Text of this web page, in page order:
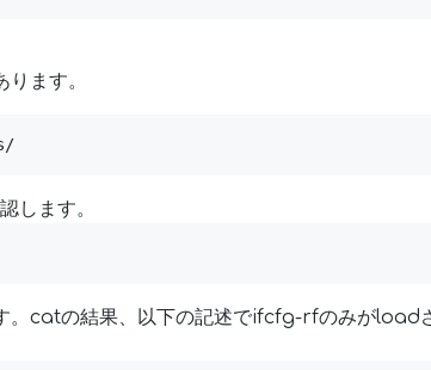
ます。
します。
catの結果、以下の記述でifcfg-rfのみがload